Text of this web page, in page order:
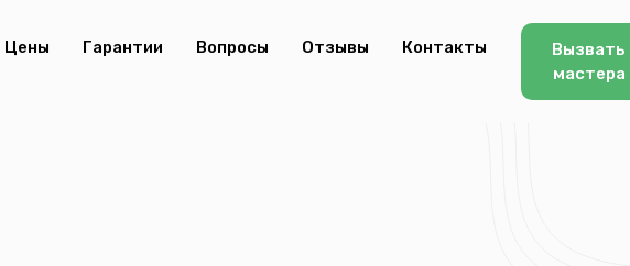
Цены Гарантии Вопросы Отзывы Контакты
Вызвать
мастера